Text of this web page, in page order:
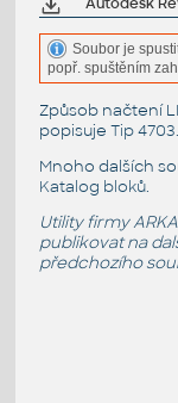
Soubor je
popř. spuštěním
Způsob načtení
popisuje Tip 4703.
Mnoho dalších
Katalog bloků.
Utility firmy
publikovat na
předchozího